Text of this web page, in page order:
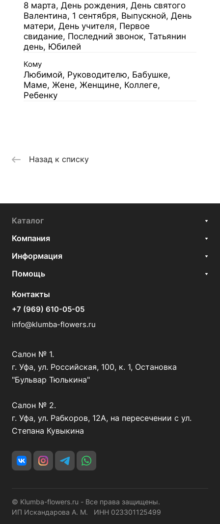
8 марта, День рождения, День святого
Валентина, 1 сентября, Выпускной, День
матери, День учителя, Первое
свидание, Последний звонок, Татьянин
день, Юбилей
Кому
Любимой, Руководителю, Бабушке,
Маме, Жене, Женщине, Коллеге,
Ребенку
Назад к списку
Каталог
Компания
Информация
Помощь
Контакты
+7 (969) 610-05-05
info@klumba-flowers.ru
Салон № 1.
г. Уфа, ул. Российская, 100, к. 1, Остановка
"Бульвар Тюлькина"
Салон № 2.
г. Уфа, ул. Рабкоров, 12А, на пересечении с ул.
Степана Кувыкина
© Klumba-flowers.ru - Все права защищены.
ИП Искандарова А. М. ИНН 023301125499